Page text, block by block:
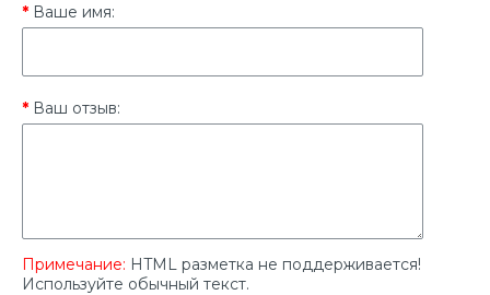
Ваше имя:
Ваш отзыв:
Примечание: HTML разметка не поддерживается!
Используйте обычный текст.